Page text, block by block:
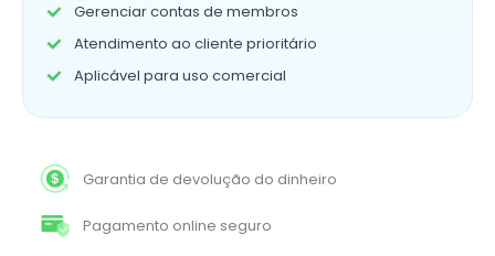
Gerenciar contas de membros
Atendimento ao cliente prioritário
Aplicável para uso comercial
Garantia de devolução do dinheiro
Pagamento online seguro